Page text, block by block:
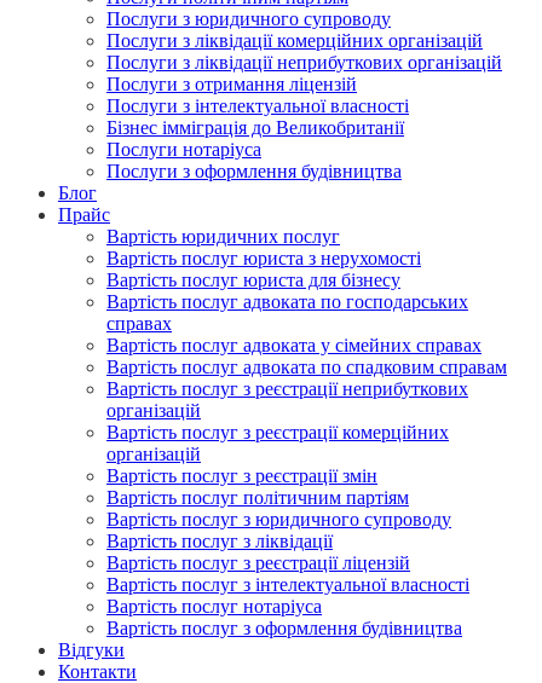
Послуги з юридичного супроводу
Послуги з ліквідації комерційних організацій
Послуги з ліквідації неприбуткових організацій
Послуги з отримання ліцензій
Послуги з інтелектуальної власності
Бізнес імміграція до Великобританії
Послуги нотаріуса
Послуги з оформлення будівництва
Блог
Прайс
Вартість юридичних послуг
Вартість послуг юриста з нерухомості
Вартість послуг юриста для бізнесу
Вартість послуг адвоката по господарських
справах
Вартість послуг адвоката у сімейних справах
Вартість послуг адвоката по спадковим справам
Вартість послуг з реєстрації неприбуткових
організацій
Вартість послуг з реєстрації комерційних
організацій
Вартість послуг з реєстрації змін
Вартість послуг політичним партіям
Вартість послуг з юридичного супроводу
Вартість послуг з ліквідації
Вартість послуг з реєстрації ліцензій
Вартість послуг з інтелектуальної власності
Вартість послуг нотаріуса
Вартість послуг з оформлення будівництва
Відгуки
Контакти